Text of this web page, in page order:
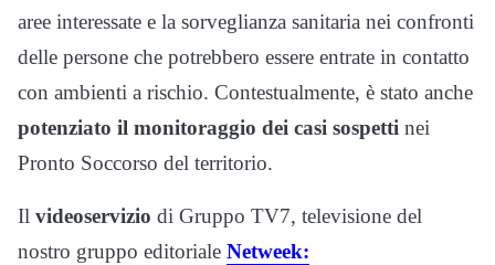
aree interessate e la sorveglianza sanitaria nei confronti
delle persone che potrebbero essere entrate in contatto
con ambienti a rischio. Contestualmente, è stato anche
potenziato il monitoraggio dei casi sospetti nei
Pronto Soccorso del territorio.
Il videoservizio di Gruppo TV7, televisione del
nostro gruppo editoriale Netweek: